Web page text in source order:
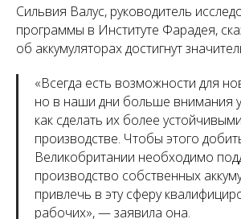
Сильвия Валус, руководитель
программы в Институте Фарадея,
об аккумуляторах достигнут
«Всегда есть возможности для
но в наши дни больше внимания
как сделать их более
производстве. Чтобы этого
Великобритании необходимо
производство собственных
привлечь в эту сферу
рабочих», — заявила она.